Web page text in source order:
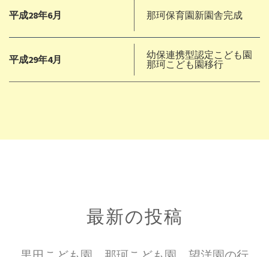
平成28年6月 那珂保育園新園舎完成
平成29年4月
幼保連携型認定こども園
那珂こども園移行
最新の投稿